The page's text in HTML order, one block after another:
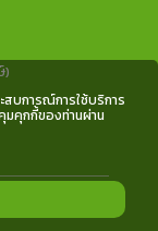
)
ลามแห่ง
บการณ์การใช้บริการ
มคุกกี้ของท่านผ่าน